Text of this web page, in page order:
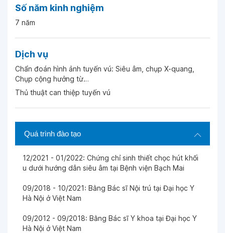
Số năm kinh nghiệm
7 năm
Dịch vụ
Chẩn đoán hình ảnh tuyến vú: Siêu âm, chụp X-quang,
Chụp cộng hưởng từ…
Thủ thuật can thiệp tuyến vú
Quá trình đào tạo
12/2021 - 01/2022: Chứng chỉ sinh thiết chọc hút khối
u dưới hướng dẫn siêu âm tại Bệnh viện Bạch Mai
09/2018 - 10/2021: Bằng Bác sĩ Nội trú tại Đại học Y
Hà Nội ở Việt Nam
09/2012 - 09/2018: Bằng Bác sĩ Y khoa tại Đại học Y
Hà Nội ở Việt Nam